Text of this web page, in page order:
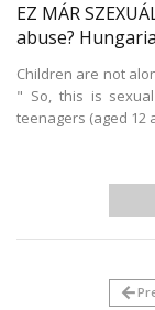
EZ MÁR
abuse?
Children are not
" So, this is
teenagers (aged 12
arrow_back